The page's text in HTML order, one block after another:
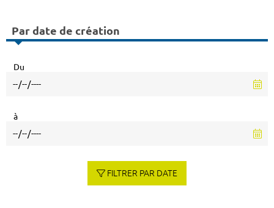
Par date de création
Du
à
FILTRER PAR DATE